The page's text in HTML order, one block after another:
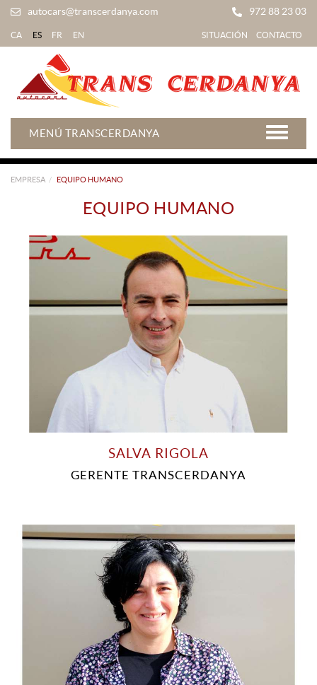
autocars@transcerdanya.com 972 88 23 03
CA ES FR EN SITUACIÓN CONTACTO
MENÚ TRANSCERDANYA
EMPRESA EQUIPO HUMANO
EQUIPO HUMANO
SALVA RIGOLA
GERENTE TRANSCERDANYA